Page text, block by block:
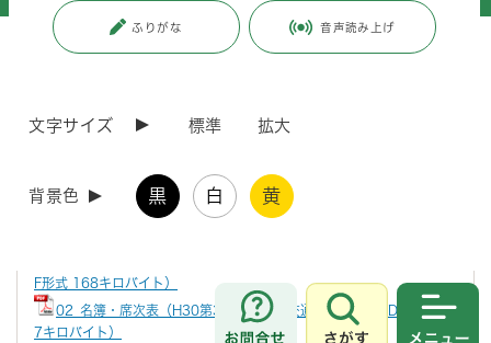
ふりがな 音声読み上げ
文字サイズ 標準 拡大
背景色 黒 白 黄
お問合せ
さがす
更新日付：2025年4月1日 / ページ番号：C064180
F形式 168キロバイト）
02_名簿・席次表（H30第3回地域公共交通協議会）（PDF形式 22
7キロバイト）